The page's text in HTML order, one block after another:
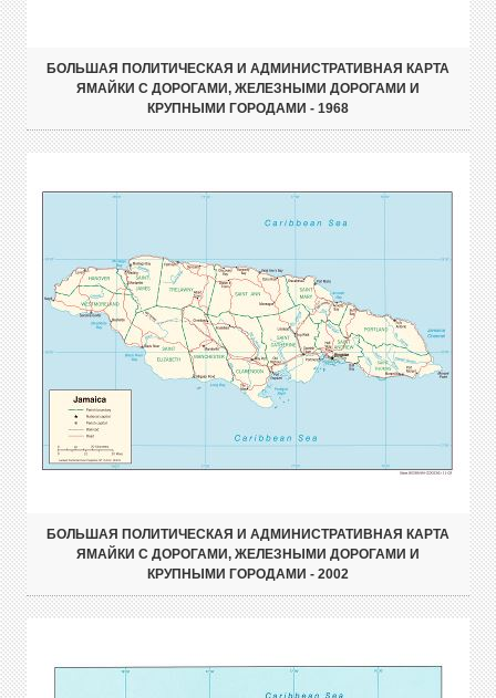
БОЛЬШАЯ ПОЛИТИЧЕСКАЯ И АДМИНИСТРАТИВНАЯ КАРТА
ЯМАЙКИ С ДОРОГАМИ, ЖЕЛЕЗНЫМИ ДОРОГАМИ И
КРУПНЫМИ ГОРОДАМИ - 1968
БОЛЬШАЯ ПОЛИТИЧЕСКАЯ И АДМИНИСТРАТИВНАЯ КАРТА
ЯМАЙКИ С ДОРОГАМИ, ЖЕЛЕЗНЫМИ ДОРОГАМИ И
КРУПНЫМИ ГОРОДАМИ - 2002